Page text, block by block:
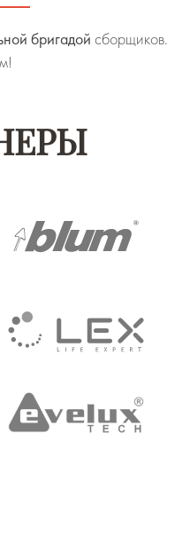
бригадой сборщиков.